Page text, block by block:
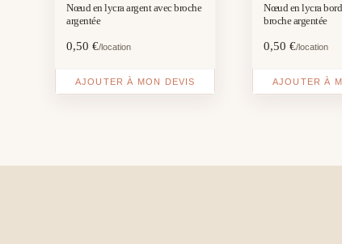
Nœud en lycra argent avec broche
argentée
0,50€/location
AJOUTER À MON DEVIS
Nœud en lycra
broche argentée
0,50€/location
AJOUTER À